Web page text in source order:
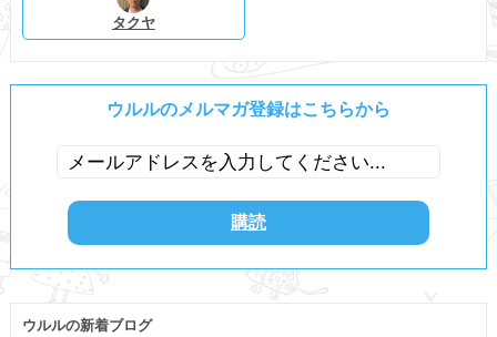
タクヤ
ウルルのメルマガ登録はこちらから
ウルルの新着ブログ